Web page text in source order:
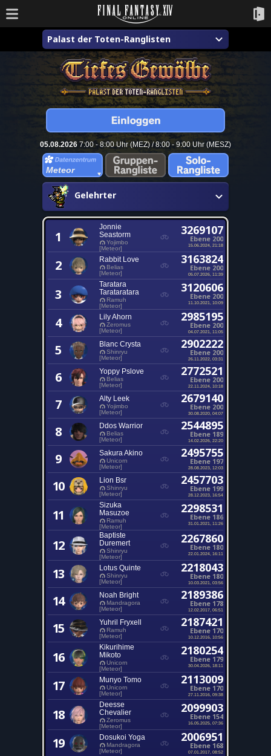
Palast der Toten-Ranglisten
05.08.2026 7:00 - 8:00 Uhr (MEZ) / 8:00 - 9:00 Uhr (MESZ)
Meteor
Gelehrter
1
Jonnie
Seastorm
Yojimbo
[Meteor]
3269107
Ebene 200
15.06.2024, 21:18
2 Rabbit Love
Belias
[Meteor]
3163824
Ebene 200
05.07.2026, 11:39
3
Taratara
Tarataratara
Ramuh
[Meteor]
3120606
Ebene 200
11.10.2021, 10:09
4 Lily Ahorn
Zeromus
[Meteor]
2985195
Ebene 200
04.07.2021, 11:05
5 Blanc Crysta
Shinryu
[Meteor]
2902222
Ebene 200
26.11.2022, 03:31
6 Yoppy Pslove
Belias
[Meteor]
2772521
Ebene 200
22.11.2024, 10:18
7 Alty Leek
Yojimbo
[Meteor]
2679140
Ebene 200
30.08.2020, 04:07
8 Ddos Warrior
Belias
[Meteor]
2544895
Ebene 189
14.02.2026, 22:20
9 Sakura Akino
Unicorn
[Meteor]
2495755
Ebene 197
28.08.2023, 12:03
10 Lion Bsr
Shinryu
[Meteor]
2457703
Ebene 199
28.12.2023, 16:54
11
Sizuka
Masuzoe
Ramuh
[Meteor]
2298531
Ebene 186
31.01.2021, 11:26
12
Baptiste
Duremert
Shinryu
[Meteor]
2267860
Ebene 180
22.01.2024, 16:11
13 Lotus Quinte
Shinryu
[Meteor]
2218043
Ebene 180
10.03.2021, 03:56
14 Noah Bright
Mandragora
[Meteor]
2189386
Ebene 178
12.02.2017, 06:51
15 Yuhril Fryxell
Ramuh
[Meteor]
2187421
Ebene 170
10.12.2016, 10:56
16
Kikurihime
Mikoto
Unicorn
[Meteor]
2180254
Ebene 179
30.04.2026, 18:11
17 Munyo Tomo
Unicorn
[Meteor]
2113009
Ebene 170
27.11.2016, 09:38
18
Deesse
Chevalier
Zeromus
[Meteor]
2099903
Ebene 154
16.05.2025, 07:36
19 Dosukoi Yoga
Mandragora
[Meteor]
2006951
Ebene 168
07.01.2017, 08:52